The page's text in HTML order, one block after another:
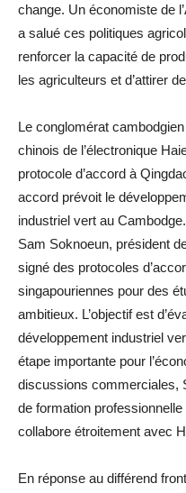
change. Un économiste de
a salué ces politiques
renforcer la capacité de
les agriculteurs et d’attirer
Le conglomérat
chinois de l’électronique
protocole d’accord à
accord prévoit le
industriel vert au
Sam Soknoeun, président
signé des protocoles
singapouriennes pour des
ambitieux. L’objectif est
développement industriel
étape importante pour
discussions commerciales,
de formation
collabore étroitement avec
En réponse au différend